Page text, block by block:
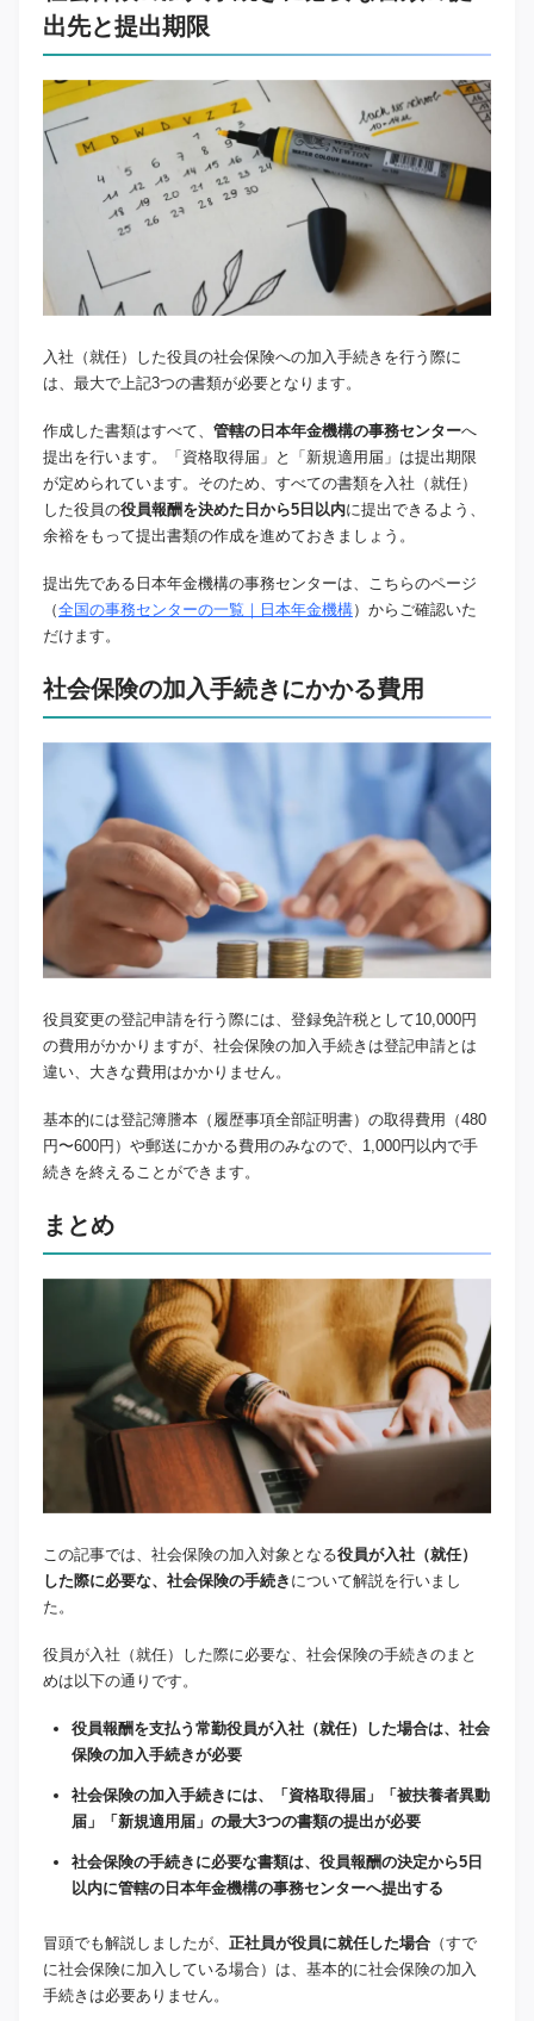
出先と提出期限
入社（就任）した役員の社会保険への加入手続きを行う際に
は、最大で上記3つの書類が必要となります。
作成した書類はすべて、 管轄の日本年金機構の事務センターへ
提出を行います。「資格取得届」と「新規適用届」は提出期限
が定められています。そのため、すべての書類を入社（就任）
した役員の役員報酬を決めた日から5日以内に提出できるよう、
余裕をもって提出書類の作成を進めておきましょう。
提出先である日本年金機構の事務センターは、こちらのページ
（全国の事務センターの一覧｜日本年金機構）からご確認いた
だけます。
社会保険の加入手続きにかかる費用
役員変更の登記申請を行う際には、登録免許税として10,000円
の費用がかかりますが、社会保険の加入手続きは登記申請とは
違い、大きな費用はかかりません。
基本的には登記簿謄本（履歴事項全部証明書）の取得費用（480
円〜600円）や郵送にかかる費用のみなので、1,000円以内で手
続きを終えることができます。
まとめ
この記事では、社会保険の加入対象となる役員が入社（就任）
した際に必要な、社会保険の手続き について解説を行いまし
た。
役員が入社（就任）した際に必要な、社会保険の手続きのまと
めは以下の通りです。
役員報酬を支払う常勤役員が入社（就任）した場合は、社会
保険の加入手続きが必要
社会保険の加入手続きには、「資格取得届」「被扶養者異動
届」「新規適用届」の最大3つの書類の提出が必要
社会保険の手続きに必要な書類は、役員報酬の決定から5日
以内に管轄の日本年金機構の事務センターへ提出する
冒頭でも解説しましたが、 正社員が役員に就任した場合 （すで
に社会保険に加入している場合）は、基本的に社会保険の加入
手続きは必要ありません。